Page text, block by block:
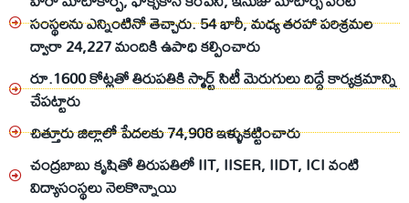
సంస్థలను ఎన్నింటినో తెచ్చారు. 54 భారీ, మధ్య తరహా పరిశ్రమల
ద్వారా 24,227 మందికి ఉపాధి కల్పించారు
రూ.1600 కోట్లతో తిరుపతికి స్మార్ట్ సిటీ మెరుగులు దిద్దే కార్యక్రమాన్ని
చేపట్టారు
చిత్తూరు జిల్లాలో పేదలకు 74,908 ఇళ్ళుకట్టించారు
చంద్రబాబు కృషితో తిరుపతిలో IIT, IISER, IIDT, ICI వంటి
విద్యాసంస్థలు నెలకొన్నాయి